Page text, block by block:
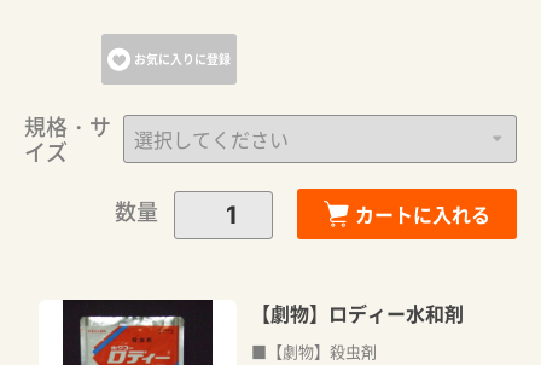
お気に入りに登録
規格・サ
イズ
数量
カートに入れる
【劇物】ロディー水和剤
■【劇物】殺虫剤